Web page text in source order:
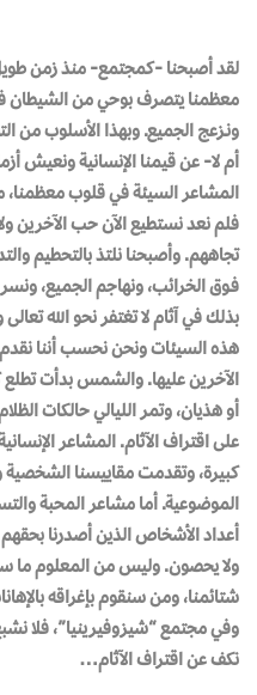
لقد أصبحنا -كمجتمع- منذ زمن طويل
معظمنا يتصرف بوحي من الشيطان
ونـزعج الجميع. وبهذا الأسلوب من
أم لا- عن قيمنا الإنسانية ونعيش
المشاعر السيئة في قلوب
فلم نعد نستطيع الآن حب الآخرين
تجاههم. وأصبحنا نلتذ بالتحطيم
فـوق الخرائب، ونهاجم الجميع،
بذلك في آثام لا تغتفر نحو الله
هذه السيئات ونحن نحسب أننا
الآخرين عليها. والشمس بدأت تطلع
أو هذيان، وتمر الليالي حالكات
على اقتراف الآثام. المشاعر
كبيرة، وتقدمت مقاييسنا الشخصية
الموضوعية. أما مشاعر المحبة
أعداد الأشخاص الذين أصدرنا
ولا يحصون. وليس من المعلوم ما
شتائمنا، ومن سنقوم بإغراقه
وفي مجتمع “شيزوفيرينيا”، فلا
نكف عن اقتراف الآثام…